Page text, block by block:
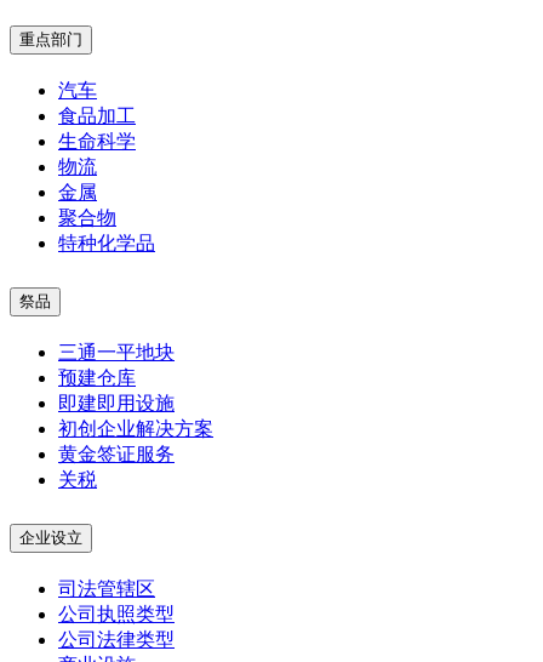
重点部门
汽车
食品加工
生命科学
物流
金属
聚合物
特种化学品
祭品
三通一平地块
预建仓库
即建即用设施
初创企业解决方案
黄金签证服务
关税
企业设立
司法管辖区
公司执照类型
公司法律类型